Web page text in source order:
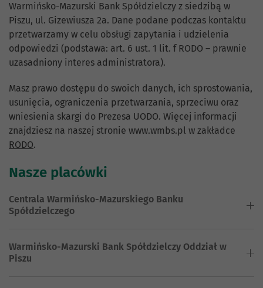
Warmińsko-Mazurski Bank Spółdzielczy z siedzibą w
Piszu, ul. Gizewiusza 2a. Dane podane podczas kontaktu
przetwarzamy w celu obsługi zapytania i udzielenia
odpowiedzi (podstawa: art. 6 ust. 1 lit. f RODO – prawnie
uzasadniony interes administratora).
Masz prawo dostępu do swoich danych, ich sprostowania,
usunięcia, ograniczenia przetwarzania, sprzeciwu oraz
wniesienia skargi do Prezesa UODO. Więcej informacji
znajdziesz na naszej stronie www.wmbs.pl w zakładce
RODO.
Nasze placówki
Centrala Warmińsko-Mazurskiego Banku
Spółdzielczego
Warmińsko-Mazurski Bank Spółdzielczy Oddział w
Piszu